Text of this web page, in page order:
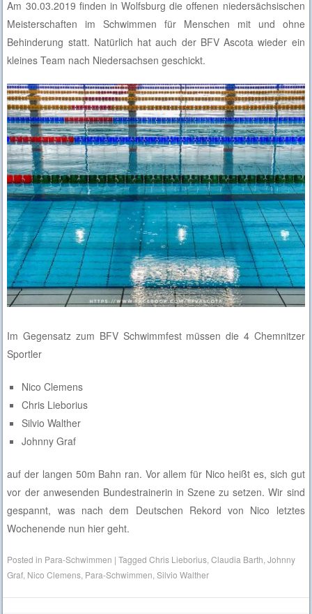
Am 30.03.2019 finden in Wolfsburg die offenen niedersächsischen
Meisterschaften im Schwimmen für Menschen mit und ohne
Behinderung statt. Natürlich hat auch der BFV Ascota wieder ein
kleines Team nach Niedersachsen geschickt.
Im Gegensatz zum BFV Schwimmfest müssen die 4 Chemnitzer
Sportler
Nico Clemens
Chris Lieborius
Silvio Walther
Johnny Graf
auf der langen 50m Bahn ran. Vor allem für Nico heißt es, sich gut
vor der anwesenden Bundestrainerin in Szene zu setzen. Wir sind
gespannt, was nach dem Deutschen Rekord von Nico letztes
Wochenende nun hier geht.
Posted in Para-Schwimmen |TaggedChris Lieborius ,Claudia Barth ,Johnny
Graf Nico Clemens Para-Schwimmen ,Silvio Walther